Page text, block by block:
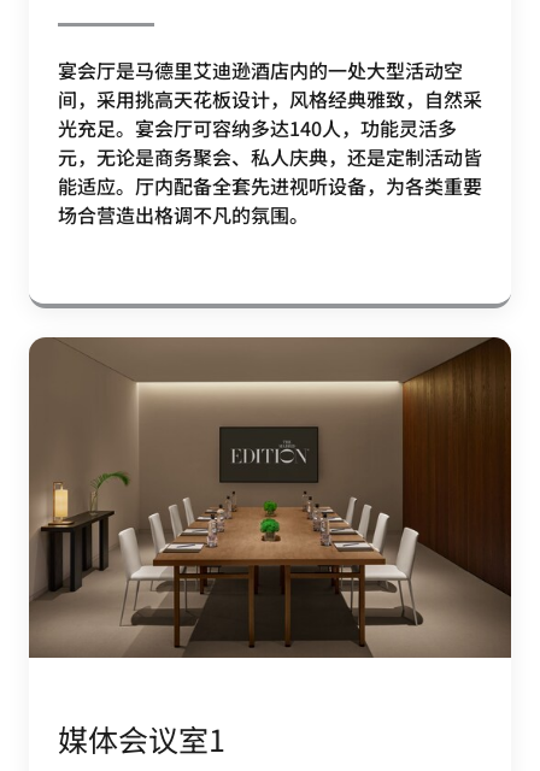
宴会厅是马德里艾迪逊酒店内的一处大型活动空
间，采用挑高天花板设计，风格经典雅致，自然采
光充足。宴会厅可容纳多达140人，功能灵活多
元，无论是商务聚会、私人庆典，还是定制活动皆
能适应。厅内配备全套先进视听设备，为各类重要
场合营造出格调不凡的氛围。
媒体会议室1